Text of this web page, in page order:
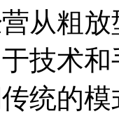
粗放
技术
统的